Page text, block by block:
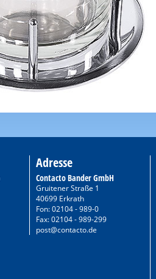
Adresse
Contacto Bander GmbH
Gruitener Straße 1
40699 Erkrath
Fon: 02104 - 989-0
Fax: 02104 - 989-299
post@contacto.de